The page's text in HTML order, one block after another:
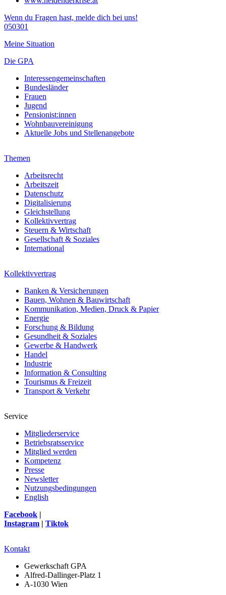
Wenn du Fragen hast, melde dich bei uns!
050301
Meine Situation
Die GPA
Interessengemeinschaften
Bundesländer
Frauen
Jugend
Pensionist:innen
Wohnbauvereinigung
Aktuelle Jobs und Stellenangebote
Themen
Arbeitsrecht
Arbeitszeit
Datenschutz
Digitalisierung
Gleichstellung
Kollektivvertrag
Steuern & Wirtschaft
Gesellschaft & Soziales
International
Kollektivvertrag
Banken & Versicherungen
Bauen, Wohnen & Bauwirtschaft
Kommunikation, Medien, Druck & Papier
Energie
Forschung & Bildung
Gesundheit & Soziales
Gewerbe & Handwerk
Handel
Industrie
Information & Consulting
Tourismus & Freizeit
Transport & Verkehr
Service
Mitgliederservice
Betriebsratsservice
Mitglied werden
Kompetenz
Presse
Newsletter
Nutzungsbedingungen
English
Facebook |
Instagram | Tiktok
Kontakt
Gewerkschaft GPA
Alfred-Dallinger-Platz 1
A-1030 Wien